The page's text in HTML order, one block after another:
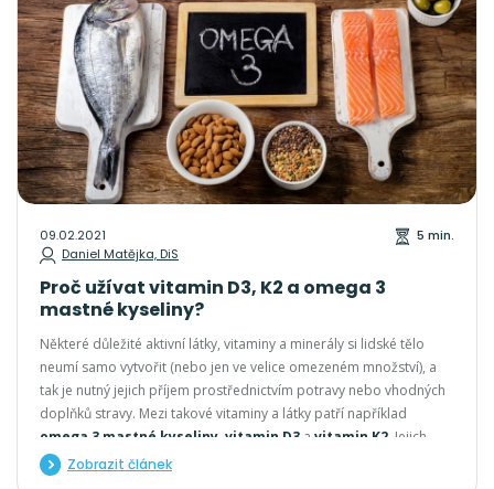
09.02.2021
Daniel Matějka, DiS
5 min.
Proč užívat vitamin D3, K2 a omega 3
mastné kyseliny?
Některé důležité aktivní látky, vitaminy a minerály si lidské tělo
neumí samo vytvořit (nebo jen ve velice omezeném množství), a
tak je nutný jejich příjem prostřednictvím potravy nebo vhodných
doplňků stravy. Mezi takové vitaminy a látky patří například
omega 3 mastné kyseliny vitamin D3 a vitamin K2 . Jejich
získávání z potravy ale bohužel není tak snadné jako kdysi a výběr
Zobrazit článek